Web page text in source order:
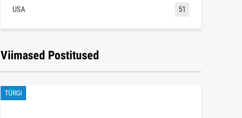
USA 51
Viimased Postitused
TÜRGI